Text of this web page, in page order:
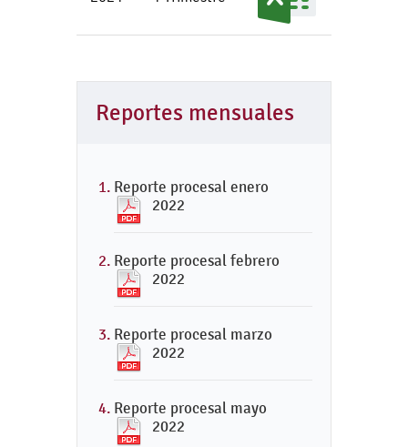
Reportes mensuales
Reporte procesal enero
2022
Reporte procesal febrero
2022
Reporte procesal marzo
2022
Reporte procesal mayo
2022